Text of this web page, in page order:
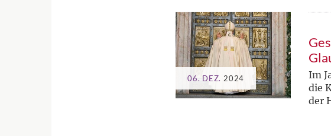
06. DEZ. 2024
Im
die
der